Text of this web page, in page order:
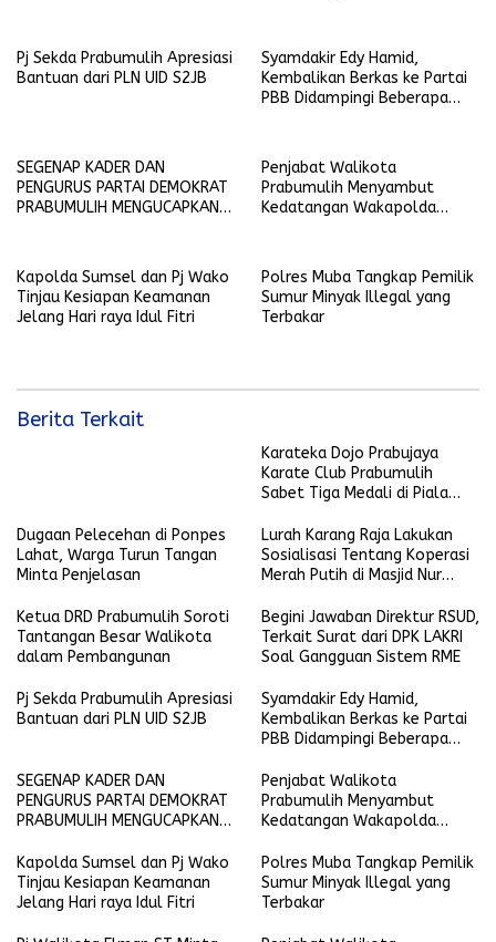
Pj Sekda Prabumulih Apresiasi
Bantuan dari PLN UID S2JB
Syamdakir Edy Hamid,
Kembalikan Berkas ke Partai
PBB Didampingi Beberapa
SEGENAP KADER DAN
PENGURUS PARTAI DEMOKRAT
PRABUMULIH MENGUCAPKAN
Penjabat Walikota
Prabumulih Menyambut
Kedatangan Wakapolda
Kapolda Sumsel dan Pj Wako
Tinjau Kesiapan Keamanan
Jelang Hari raya Idul Fitri
Polres Muba Tangkap Pemilik
Sumur Minyak Illegal yang
Terbakar
Berita Terkait
Karateka Dojo Prabujaya
Karate Club Prabumulih
Sabet Tiga Medali di Piala
Tambah Emas di Lampung
Dugaan Pelecehan di Ponpes
Lahat, Warga Turun Tangan
Minta Penjelasan
Lurah Karang Raja Lakukan
Sosialisasi Tentang Koperasi
Merah Putih di Masjid Nur
Ketua DRD Prabumulih Soroti
Tantangan Besar Walikota
dalam Pembangunan
Begini Jawaban Direktur RSUD,
Terkait Surat dari DPK LAKRI
Soal Gangguan Sistem RME
Pj Sekda Prabumulih Apresiasi
Bantuan dari PLN UID S2JB
Syamdakir Edy Hamid,
Kembalikan Berkas ke Partai
PBB Didampingi Beberapa
SEGENAP KADER DAN
PENGURUS PARTAI DEMOKRAT
PRABUMULIH MENGUCAPKAN
1445 H-2024 M
Penjabat Walikota
Prabumulih Menyambut
Kedatangan Wakapolda
Kapolda Sumsel dan Pj Wako
Tinjau Kesiapan Keamanan
Jelang Hari raya Idul Fitri
Polres Muba Tangkap Pemilik
Sumur Minyak Illegal yang
Terbakar